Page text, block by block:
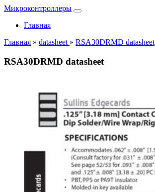
Микроконтроллеры
Главная
Главная » datasheet » RSA30DRMD datasheet
RSA30DRMD datasheet